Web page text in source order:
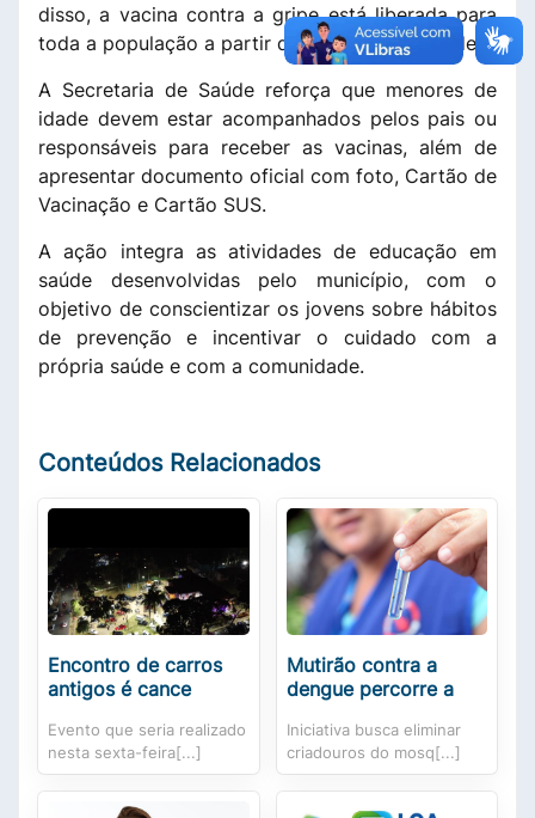
disso, a vacina contra a gripe está liberada para
toda a população a partir dos 6 meses de idade.
A Secretaria de Saúde reforça que menores de
idade devem estar acompanhados pelos pais ou
responsáveis para receber as vacinas, além de
apresentar documento oficial com foto, Cartão de
Vacinação e Cartão SUS.
A ação integra as atividades de educação em
saúde desenvolvidas pelo município, com o
objetivo de conscientizar os jovens sobre hábitos
de prevenção e incentivar o cuidado com a
própria saúde e com a comunidade.
Conteúdos Relacionados
Encontro de carros
antigos é cance
Evento que seria realizado
nesta sexta-feira[...]
Mutirão contra a
dengue percorre a
Iniciativa busca eliminar
criadouros do mosq[...]